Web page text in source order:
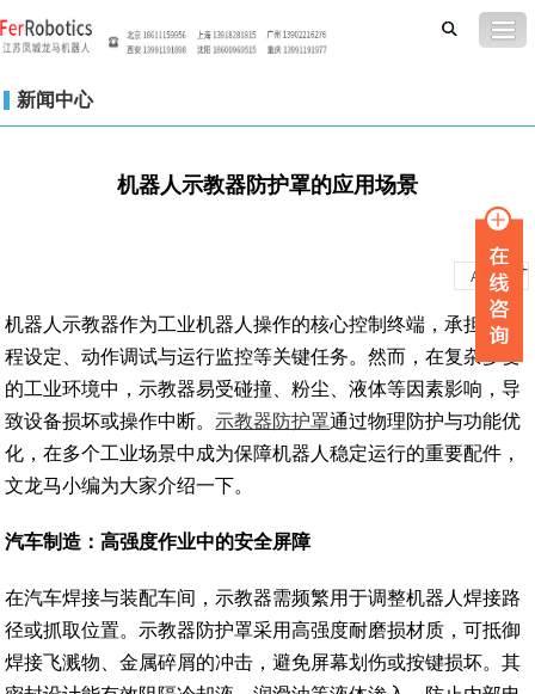
新闻中心
机器人示教器防护罩的应用场景
A A +
机器人示教器作为工业机器人操作的核心控制终端，承担着编
程设定、动作调试与运行监控等关键任务。然而，在复杂多变
的工业环境中，示教器易受碰撞、粉尘、液体等因素影响，导
致设备损坏或操作中断。 示教器防护罩通过物理防护与功能优
化，在多个工业场景中成为保障机器人稳定运行的重要配件，
文龙马小编为大家介绍一下。
汽车制造：高强度作业中的安全屏障
在汽车焊接与装配车间，示教器需频繁用于调整机器人焊接路
径或抓取位置。示教器防护罩采用高强度耐磨损材质，可抵御
焊接飞溅物、金属碎屑的冲击，避免屏幕划伤或按键损坏。其